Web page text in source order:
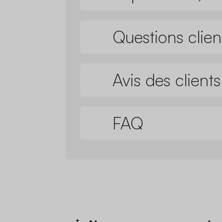
Questions
Avis des clients
FAQ